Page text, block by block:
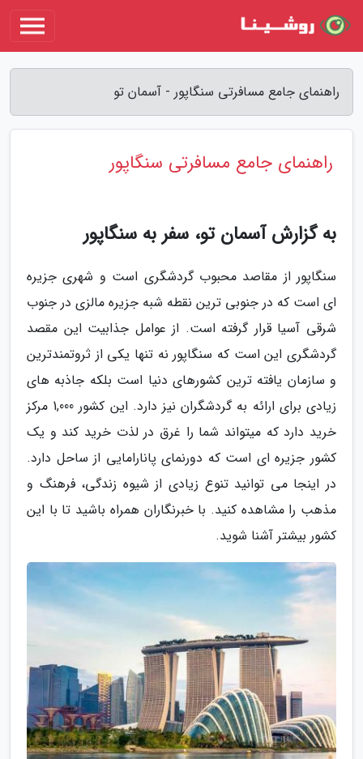
راهنمای جامع مسافرتی سنگاپور - آسمان تو
راهنمای جامع مسافرتی سنگاپور
به گزارش آسمان تو، سفر به سنگاپور
سنگاپور از مقاصد محبوب گردشگری است و شهری جزیره
ای است که در جنوبی ترین نقطه شبه جزیره مالزی در جنوب
شرقی آسیا قرار گرفته است. از عوامل جذابیت این مقصد
گردشگری این است که سنگاپور نه تنها یکی از ثروتمندترین
و سازمان یافته ترین کشورهای دنیا است بلکه جاذبه های
زیادی برای ارائه به گردشگران نیز دارد. این کشور 1,000 مرکز
خرید دارد که میتواند شما را غرق در لذت خرید کند و یک
کشور جزیره ای است که دورنمای پانارامایی از ساحل دارد.
در اینجا می توانید تنوع زیادی از شیوه زندگی، فرهنگ و
مذهب را مشاهده کنید. با خبرنگاران همراه باشید تا با این
کشور بیشتر آشنا شوید.